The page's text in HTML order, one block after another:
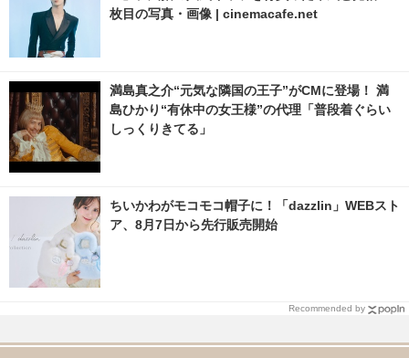
枚目の写真・画像 | cinemacafe.net
満島真之介“元気な隣国の王子”がCMに登場！ 満
島ひかり“有休中の女王様”の代理「普段着ぐらい
しっくりきてる」
ちいかわがモコモコ帽子に！「dazzlin」WEBスト
ア、8月7日から先行販売開始
Recommended by